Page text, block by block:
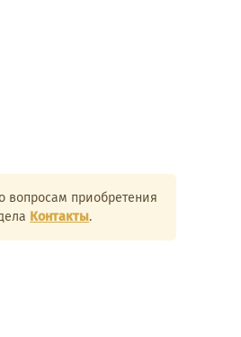
вопросам приобретения
Контакты.